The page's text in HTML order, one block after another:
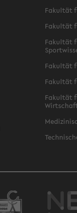
Fakultät
Fakultät
Fakultät
Fakultät
Fakultät
Fakultät